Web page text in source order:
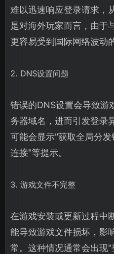
难以迅速响应登录请求，
是对海外玩家而言，由于
更容易受到国际网络波动
2. DNS设置问题
错误的DNS设置会导致游
务器域名，进而引发登录
可能会显示"获取全局分
连接"等提示。
3. 游戏文件不完整
在游戏安装或更新过程中
能导致游戏文件损坏，影
常。这种情况通常会出现